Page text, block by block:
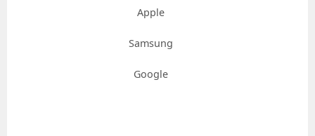
Apple
Samsung
Google